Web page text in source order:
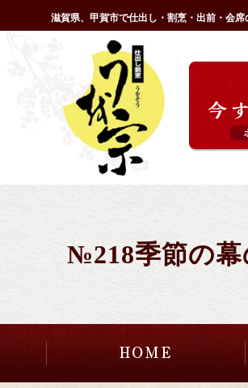
ン
滋賀県、甲賀市で仕出し・割烹・出前・会
№218季節の幕
HOME